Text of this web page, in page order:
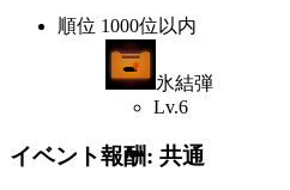
順位 1000位以内
氷結弾
Lv.6
イベント報酬: 共通